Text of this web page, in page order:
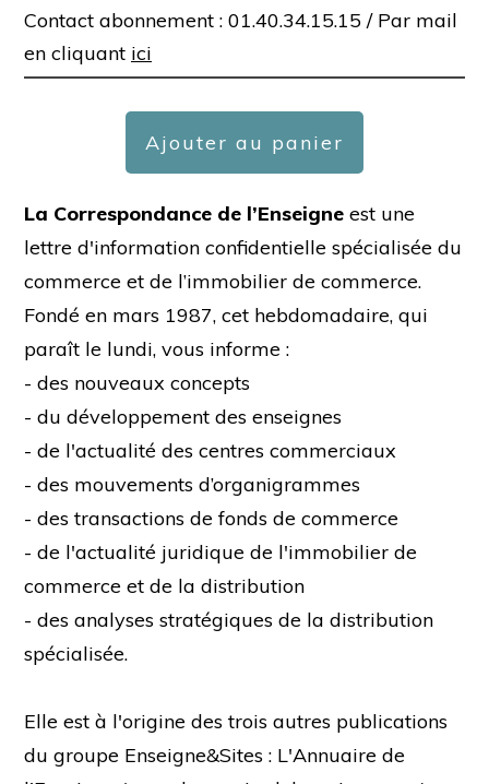
Contact abonnement : 01.40.34.15.15 / Par mail
en cliquant ici
Ajouter au panier
La Correspondance de l’Enseigne est une
lettre d'information confidentielle spécialisée du
commerce et de l’immobilier de commerce.
Fondé en mars 1987, cet hebdomadaire, qui
paraît le lundi, vous informe :
- des nouveaux concepts
- du développement des enseignes
- de l'actualité des centres commerciaux
- des mouvements d’organigrammes
- des transactions de fonds de commerce
- de l'actualité juridique de l'immobilier de
commerce et de la distribution
- des analyses stratégiques de la distribution
spécialisée.
Elle est à l'origine des trois autres publications
du groupe Enseigne&Sites : L'Annuaire de